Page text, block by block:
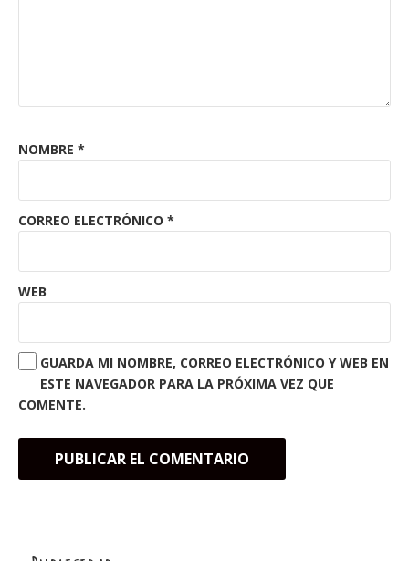
NOMBRE *
CORREO ELECTRÓNICO *
WEB
GUARDA MI NOMBRE, CORREO ELECTRÓNICO Y WEB EN
ESTE NAVEGADOR PARA LA PRÓXIMA VEZ QUE
COMENTE.